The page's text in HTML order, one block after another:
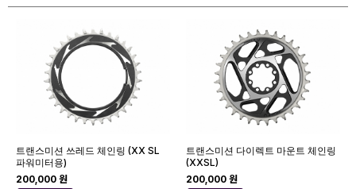
트랜스미션 쓰레드 체인링 (XX SL
파워미터용)
200,000 원
트랜스미션 다이렉트 마운트 체인링
(XXSL)
200,000 원